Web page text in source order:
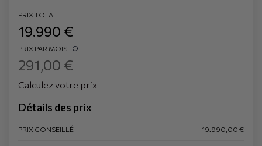
PRIX TOTAL
19.990 €
PRIX PAR MOIS
291,00 €
Calculez votre prix
Détails des prix
PRIX CONSEILLÉ 19.990,00 €